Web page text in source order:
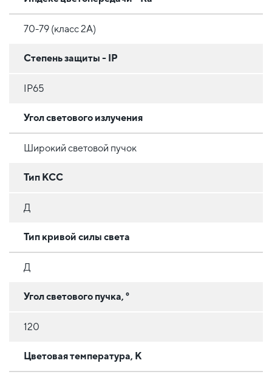
70-79 (класс 2A)
Степень защиты - IP
IP65
Угол светового излучения
Широкий световой пучок
Тип КСС
Д
Тип кривой силы света
Д
Угол светового пучка, °
120
Цветовая температура, К